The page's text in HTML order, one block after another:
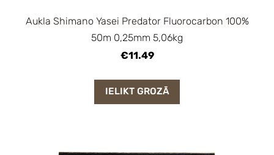
Aukla Shimano Yasei Predator Fluorocarbon 100%
50m 0,25mm 5,06kg
€11.49
IELIKT GROZĀ